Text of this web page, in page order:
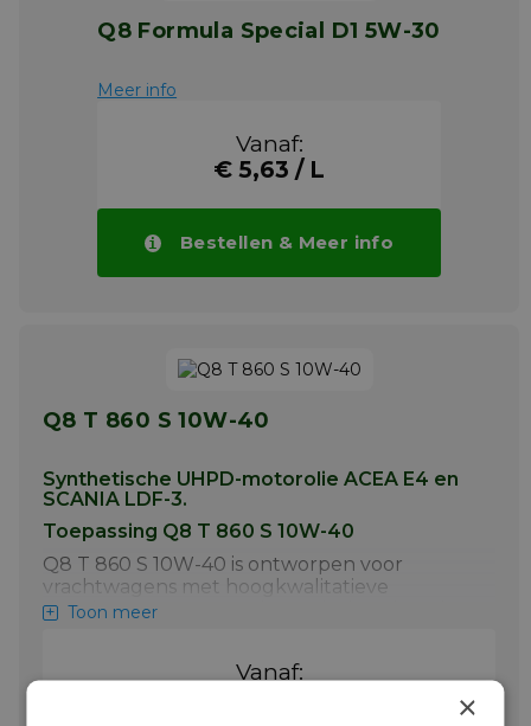
Q8 Formula Special D1 5W-30
Meer info
Vanaf:
€ 5,63 / L
Bestellen & Meer info
Q8 T 860 S 10W-40
Synthetische UHPD-motorolie ACEA E4 en
SCANIA LDF-3.
Toepassing Q8 T 860 S 10W-40
Q8 T 860 S 10W-40 is ontworpen voor
vrachtwagens met hoogkwalitatieve
dieselmotoren en wordt speciaal aanbevolen
Euro VI uitstootvereisten. Dit product
Toon meer
Vanaf:
×